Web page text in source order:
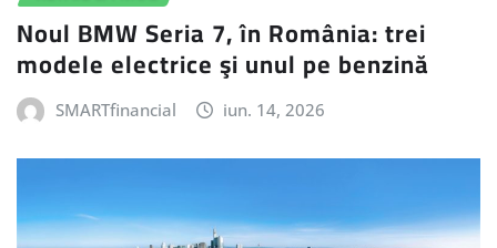
Noul BMW Seria 7, în România: trei
modele electrice şi unul pe benzină
SMARTfinancial iun. 14, 2026